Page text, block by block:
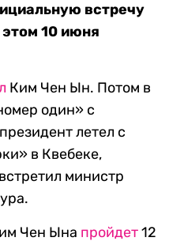
встречу
10 июня
Ким Чен Ын. Потом в
один» с
летел с
в Квебеке,
министр
Чен Ына пройдет12